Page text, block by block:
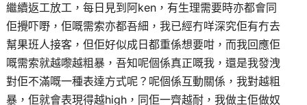
繼續返工放工，每日見到阿ken，有生理需要時亦都會同
佢攪吓嘢，佢嘅需索亦都吾細，我已經冇咩深究佢有冇去
幫果班人接客，但佢好似成日都重係想要咁，而我回應佢
嘅需索就越嚟越粗暴，吾知呢個係真正嘅我，還是我發洩
對佢不滿嘅一種表達方式呢？呢個係互動關係，我對越粗
暴，佢就會表現得越high，同佢一齊越耐，我做主佢做奴